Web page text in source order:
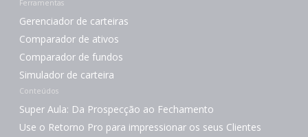
Ferramentas
Gerenciador de carteiras
Comparador de ativos
Comparador de fundos
Simulador de carteira
Conteúdos
Super Aula: Da Prospecção ao Fechamento
Use o Retorno Pro para impressionar os seus Clientes